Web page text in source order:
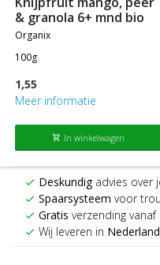
& granola 6+ mnd bio
organix
100g
1,55
Meer informatie
shopping_cart In winkelwagen
check Deskundigadvies over
check Spaarsysteem voor
check Gratis verzending vanaf
check Wij leveren in Nederland